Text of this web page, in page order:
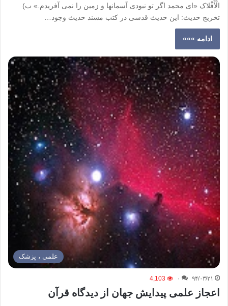
الْأَفْلاک «ای محمد اگر تو نبودی آسمانها و زمین را نمی آفریدم.» ب)
تخریج حدیث: این حدیث قدسی در کتب مسند حدیث وجود…
ادامه »»»
علمی ، پزشک
۹۴/۰۳/۲۱ ۰ 4,103
اعجاز علمی پیدایش جهان از دیدگاه قرآن